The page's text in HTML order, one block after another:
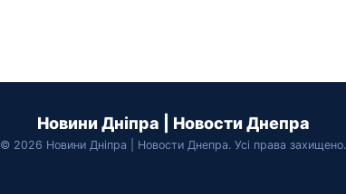
Новини Дніпра | Новости Днепра
© 2026 Новини Дніпра | Новости Днепра. Усі права захищено.